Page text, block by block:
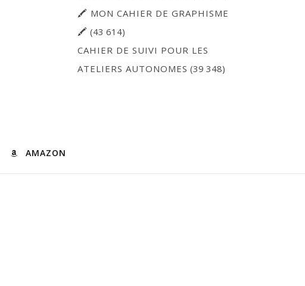
🖍 MON CAHIER DE GRAPHISME
🖍 (43 614)
CAHIER DE SUIVI POUR LES
ATELIERS AUTONOMES (39 348)
AMAZON